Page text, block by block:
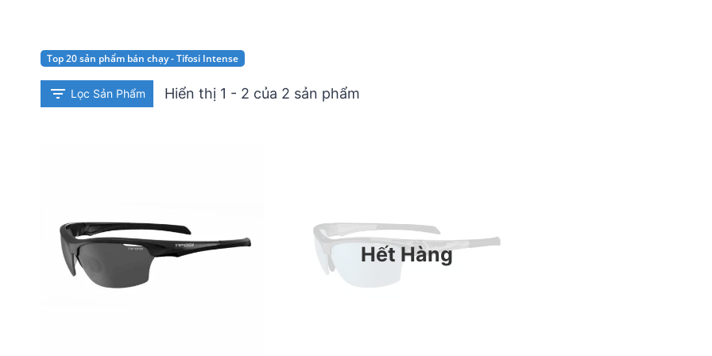
Top 20 sản phẩm bán chạy - Tifosi Intense
Lọc Sản Phẩm Hiển thị 1 - 2 của 2 sản phẩm
Hết Hàng